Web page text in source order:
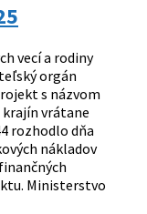
vecí a rodiny
orgán
s názvom
vrátane
rozhodlo dňa
nákladov
Ministerstvo